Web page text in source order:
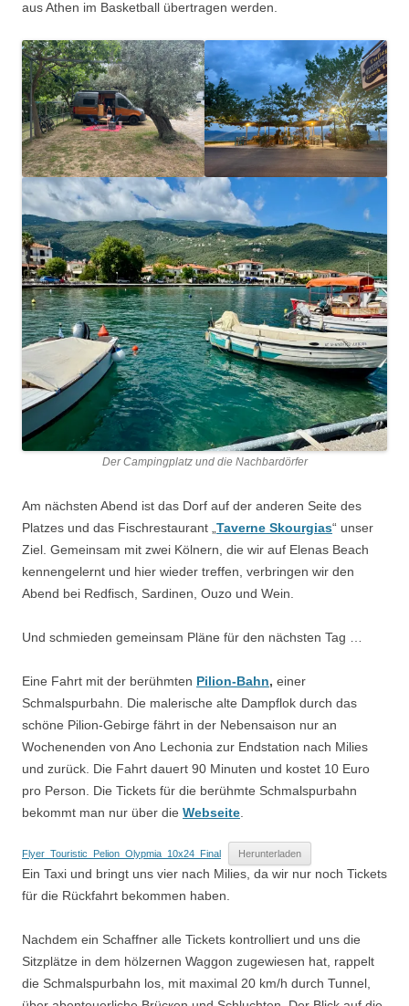
aus Athen im Basketball übertragen werden.
Der Campingplatz und die Nachbardörfer
Am nächsten Abend ist das Dorf auf der anderen Seite des
Platzes und das Fischrestaurant „ Taverne Skourgias“ unser
Ziel. Gemeinsam mit zwei Kölnern, die wir auf Elenas Beach
kennengelernt und hier wieder treffen, verbringen wir den
Abend bei Redfisch, Sardinen, Ouzo und Wein.
Und schmieden gemeinsam Pläne für den nächsten Tag …
Eine Fahrt mit der berühmten Pilion-Bahn, einer
Schmalspurbahn. Die malerische alte Dampflok durch das
schöne Pilion-Gebirge fährt in der Nebensaison nur an
Wochenenden von Ano Lechonia zur Endstation nach Milies
und zurück. Die Fahrt dauert 90 Minuten und kostet 10 Euro
pro Person. Die Tickets für die berühmte Schmalspurbahn
bekommt man nur über die Webseite
Flyer_Touristic_Pelion_Olypmia_10x24_Final Herunterladen
Ein Taxi und bringt uns vier nach Milies, da wir nur noch Tickets
für die Rückfahrt bekommen haben.
Nachdem ein Schaffner alle Tickets kontrolliert und uns die
Sitzplätze in dem hölzernen Waggon zugewiesen hat, rappelt
die Schmalspurbahn los, mit maximal 20 km/h durch Tunnеl,